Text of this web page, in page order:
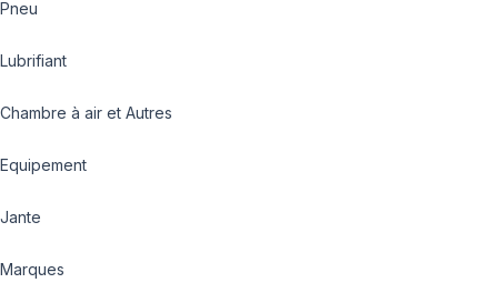
Pneu
Lubrifiant
Chambre à air et Autres
Equipement
Jante
Marques